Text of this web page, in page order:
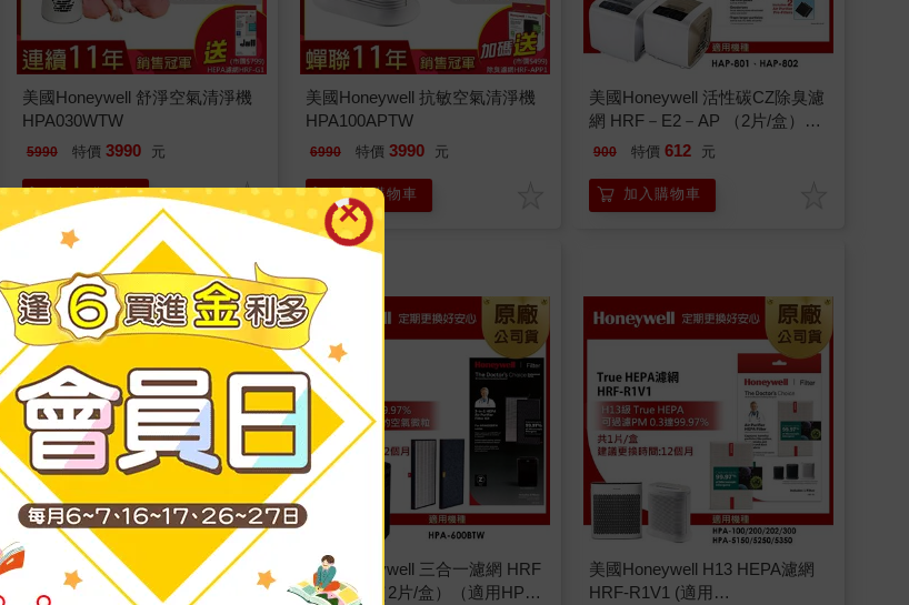
美國Honeywell 舒淨空氣清淨機
HPA030WTW
5990 特價 3990 元
加入購物車
美國Honeywell 抗敏空氣清淨機
HPA100APTW
6990 特價 3990 元
加入購物車
美國Honeywell 活性碳CZ除臭濾
網 HRF－E2－AP （2片/盒）
（適用HAP－801/HAP－802）
900 特價 612 元
加入購物車
↘濾網全面9折↘
美國Honeywell True HEPA濾網
HRF－HX2－AP（2片/盒）（適
美國Honeywell 三合一濾網 HRF
－Z2TW （2片/盒）（適用HPA
美國Honeywell H13 HEPA濾網
HRF-R1V1 (適用